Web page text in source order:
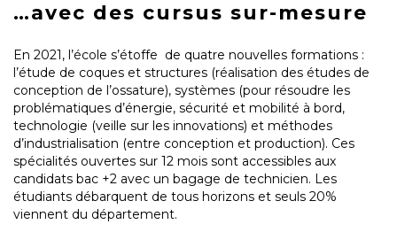
…avec des cursus sur-mesure
En 2021, l’école s’étoffe de quatre nouvelles formations :
l’étude de coques et structures (réalisation des études de
conception de l’ossature), systèmes (pour résoudre les
problématiques d’énergie, sécurité et mobilité à bord,
technologie (veille sur les innovations) et méthodes
d’industrialisation (entre conception et production). Ces
spécialités ouvertes sur 12 mois sont accessibles aux
candidats bac +2 avec un bagage de technicien. Les
étudiants débarquent de tous horizons et seuls 20%
viennent du département.